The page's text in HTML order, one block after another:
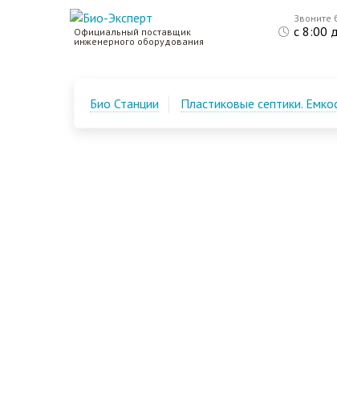
Официальный поставщик
инженерного оборудования
Звоните
с 8:00
Био Станции Пластиковые септики.